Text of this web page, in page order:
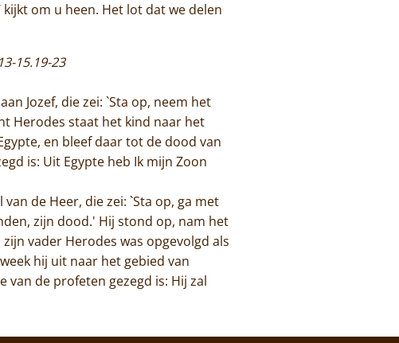
om u heen. Het lot dat we delen
15.19-23
Jozef, die zei: `Sta op, neem het
Herodes staat het kind naar het
en bleef daar tot de dood van
is: Uit Egypte heb Ik mijn Zoon
de Heer, die zei: `Sta op, ga met
zijn dood.' Hij stond op, nam het
vader Herodes was opgevolgd als
hij uit naar het gebied van
van de profeten gezegd is: Hij zal